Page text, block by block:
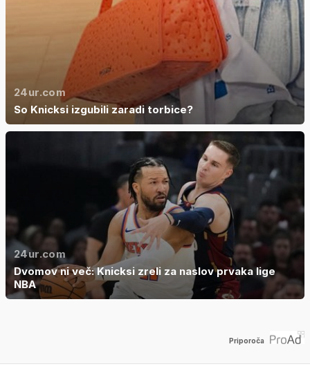
24ur.com
So Knicksi izgubili zaradi torbice?
24ur.com
Dvomov ni več: Knicksi zreli za naslov prvaka lige
NBA
Priporoča